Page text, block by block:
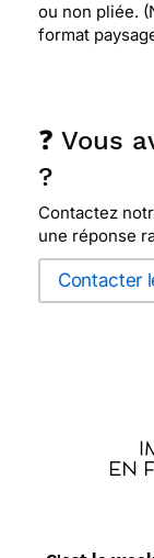
ou non pliée.
format
❓ Vous
?
Contactez
une réponse
Contacter